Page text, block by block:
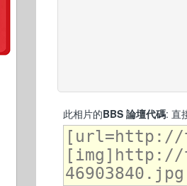
此相片的BBS 論壇代碼: 直